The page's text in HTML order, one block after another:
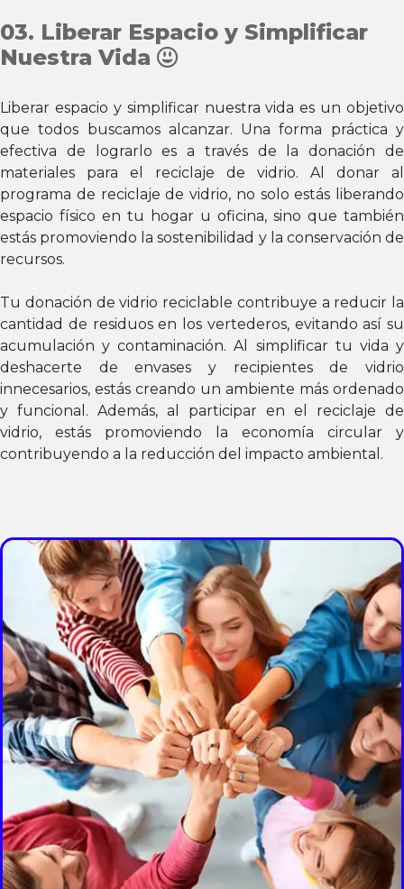
03. Liberar Espacio y Simplificar
Nuestra Vida
Liberar espacio y simplificar nuestra vida es un objetivo
que todos buscamos alcanzar. Una forma práctica y
efectiva de lograrlo es a través de la donación de
materiales para el reciclaje de vidrio. Al donar al
programa de reciclaje de vidrio, no solo estás liberando
espacio físico en tu hogar u oficina, sino que también
estás promoviendo la sostenibilidad y la conservación de
recursos.
Tu donación de vidrio reciclable contribuye a reducir la
cantidad de residuos en los vertederos, evitando así su
acumulación y contaminación. Al simplificar tu vida y
deshacerte de envases y recipientes de vidrio
innecesarios, estás creando un ambiente más ordenado
y funcional. Además, al participar en el reciclaje de
vidrio, estás promoviendo la economía circular y
contribuyendo a la reducción del impacto ambiental.